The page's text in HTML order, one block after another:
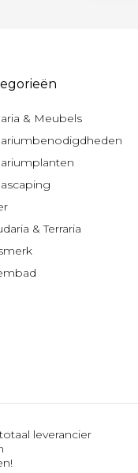
& Meubels
& Terraria
leverancier